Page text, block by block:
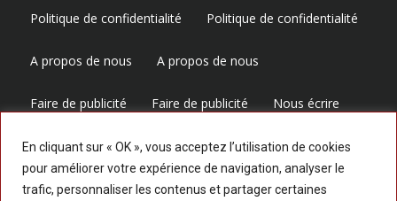
En cliquant sur « OK », vous acceptez l’utilisation de cookies
pour améliorer votre expérience de navigation, analyser le
trafic, personnaliser les contenus et partager certaines
Politique de confidentialité Politique de confidentialité
A propos de nous A propos de nous
Faire de publicité Faire de publicité Nous écrire
Nous écrire
Suivez-nous